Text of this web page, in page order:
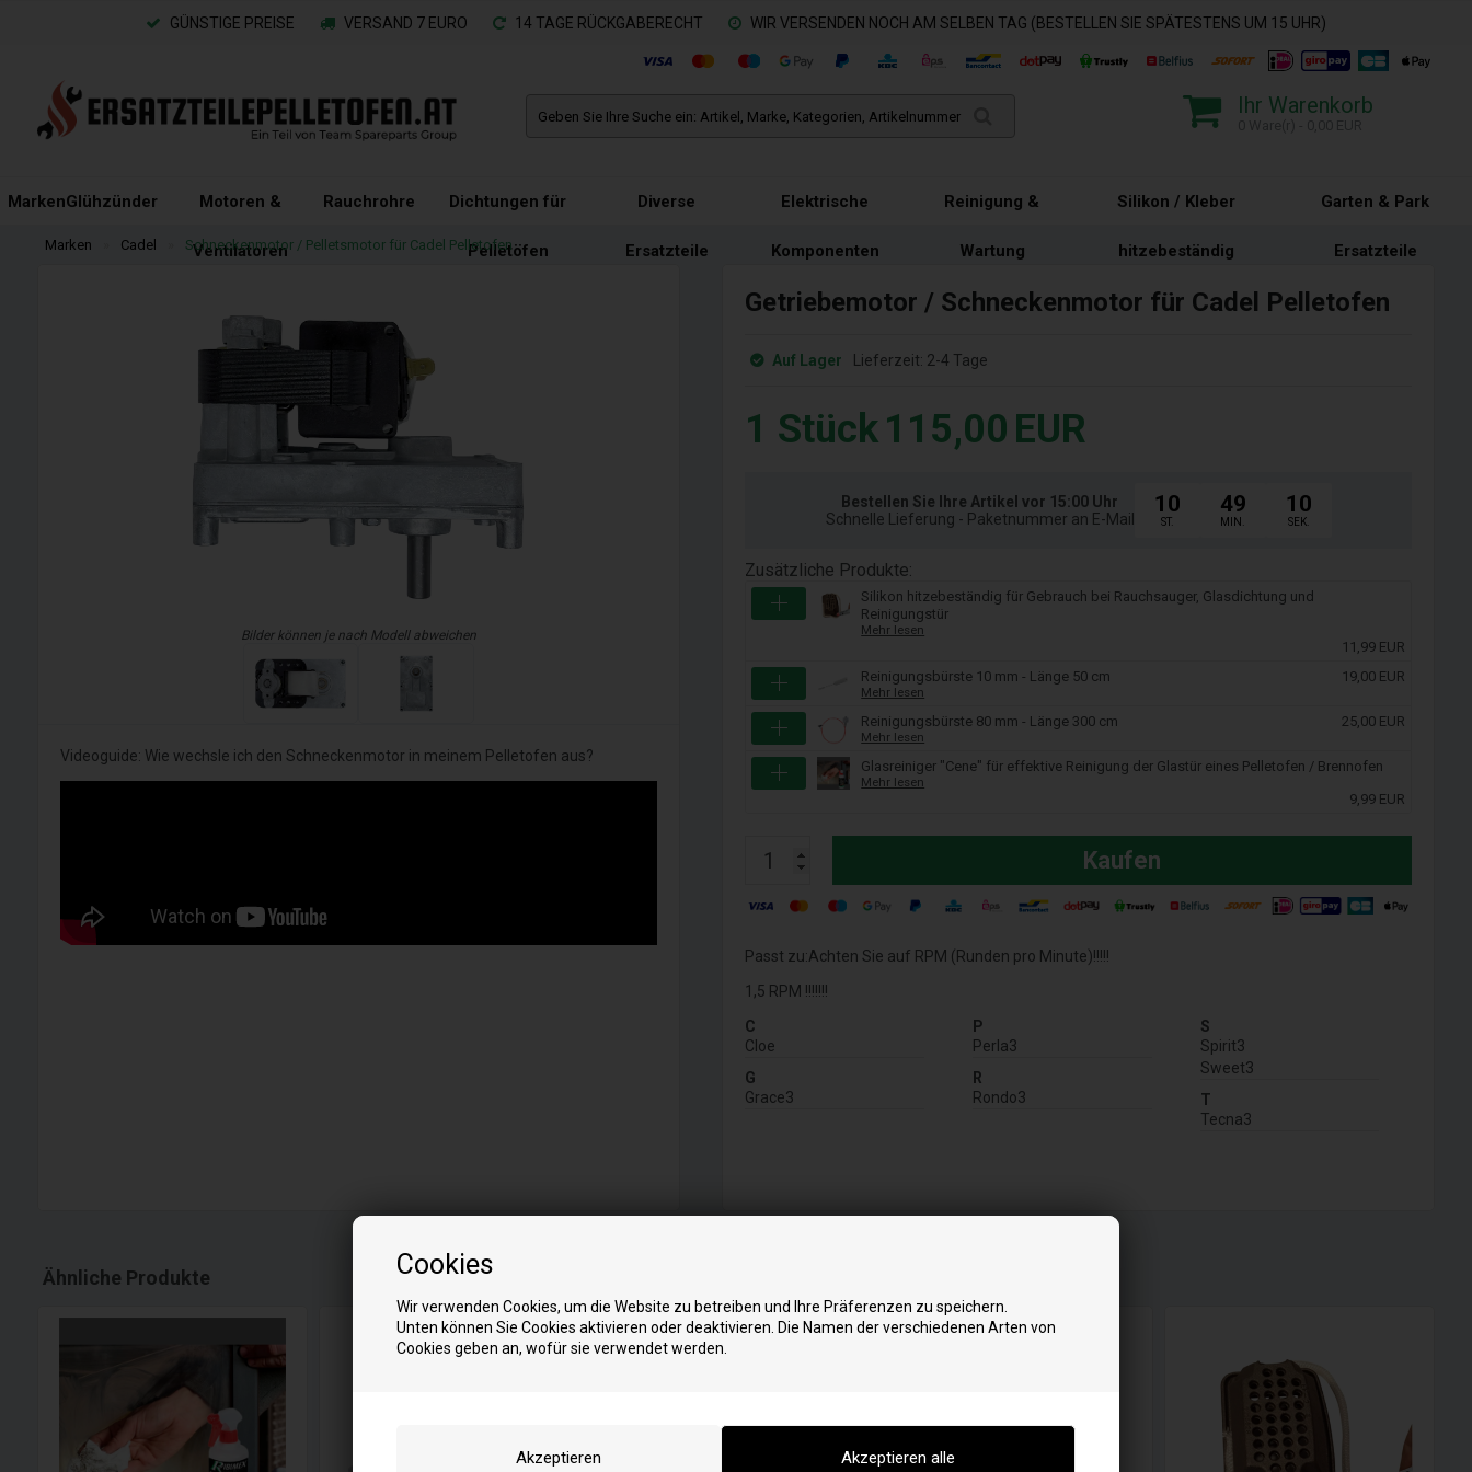
Cookies
Wir verwenden Cookies, um die Website zu betreiben und Ihre Präferenzen zu speichern.
Unten können Sie Cookies aktivieren oder deaktivieren. Die Namen der verschiedenen Arten von
Cookies geben an, wofür sie verwendet werden.
GÜNSTIGE PREISE VERSAND 7 EURO 14 TAGE RÜCKGABERECHT WIR VERSENDEN NOCH AM SELBEN TAG (BESTELLEN SIE SPÄTESTENS UM 15 UHR)
Ihr Warenkorb
MarkenGlühzünder Motoren &
Ventilatoren
Rauchrohre Dichtungen für
Pelletöfen
Diverse
Ersatzteile
Elektrische
Komponenten
Reinigung &
Wartung
Silikon / Kleber
hitzebeständig
Garten & Park
Ersatzteile
Marken Cadel Schneckenmotor / Pelletsmotor für Cadel Pelletofen
Bilder können je nach Modell abweichen
Videoguide: Wie wechsle ich den Schneckenmotor in meinem Pelletofen aus?
Getriebemotor / Schneckenmotor für Cadel Pelletofen
Lieferzeit: 2-4 Tage
Auf Lager
1 Stück115,00 EUR
Bestellen Sie Ihre Artikel vor 15:00 Uhr
Schnelle Lieferung - Paketnummer an E-Mail
10
ST.
49
MIN.
10
SEK.
Zusätzliche Produkte:
Silikon hitzebeständig für Gebrauch bei Rauchsauger, Glasdichtung und
Reinigungstür
Mehr lesen
11,99 EUR
Reinigungsbürste 10 mm - Länge 50 cm
Mehr lesen
19,00 EUR
Reinigungsbürste 80 mm - Länge 300 cm
Mehr lesen
25,00 EUR
Glasreiniger "Cene" für effektive Reinigung der Glastür eines Pelletofen / Brennofen
Mehr lesen
9,99 EUR
Kaufen
Passt zu:Achten Sie auf RPM (Runden pro Minute)!!!!!
1,5 RPM !!!!!!!
C
Cloe
G
Grace3
P
Perla3
R
Rondo3
S
Spirit3
Sweet3
T
Tecna3
Ähnliche Produkte